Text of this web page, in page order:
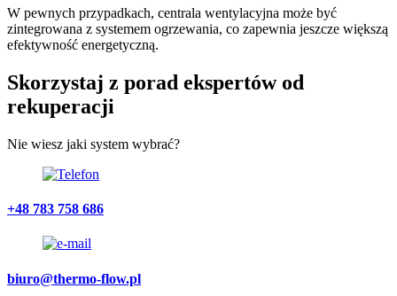
W pewnych przypadkach, centrala wentylacyjna może być
zintegrowana z systemem ogrzewania, co zapewnia jeszcze większą
efektywność energetyczną.
Skorzystaj z porad ekspertów od
rekuperacji
Nie wiesz jaki system wybrać?
+48 783 758 686
biuro@thermo-flow.pl